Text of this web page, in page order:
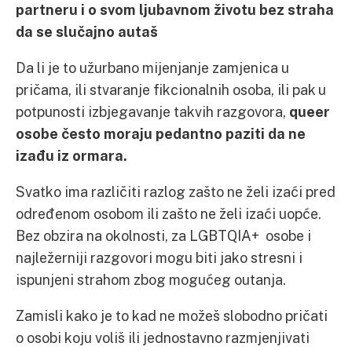
partneru i o svom ljubavnom životu bez straha
da se slučajno autaš
Da li je to užurbano mijenjanje zamjenica u
pričama, ili stvaranje fikcionalnih osoba, ili pak u
potpunosti izbjegavanje takvih razgovora, queer
osobe često moraju pedantno paziti da ne
izađu iz ormara.
Svatko ima različiti razlog zašto ne želi izaći pred
određenom osobom ili zašto ne želi izaći uopće.
Bez obzira na okolnosti, za LGBTQIA+ osobe i
najležerniji razgovori mogu biti jako stresni i
ispunjeni strahom zbog mogućeg outanja.
Zamisli kako je to kad ne možeš slobodno pričati
o osobi koju voliš ili jednostavno razmjenjivati